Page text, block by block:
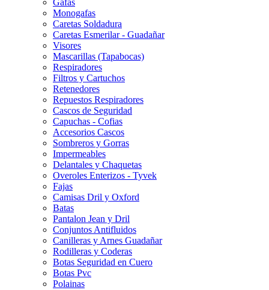
Gafas
Monogafas
Caretas Soldadura
Caretas Esmerilar - Guadañar
Visores
Mascarillas (Tapabocas)
Respiradores
Filtros y Cartuchos
Retenedores
Repuestos Respiradores
Cascos de Seguridad
Capuchas - Cofias
Accesorios Cascos
Sombreros y Gorras
Impermeables
Delantales y Chaquetas
Overoles Enterizos - Tyvek
Fajas
Camisas Dril y Oxford
Batas
Pantalon Jean y Dril
Conjuntos Antifluidos
Canilleras y Arnes Guadañar
Rodilleras y Coderas
Botas Seguridad en Cuero
Botas Pvc
Polainas